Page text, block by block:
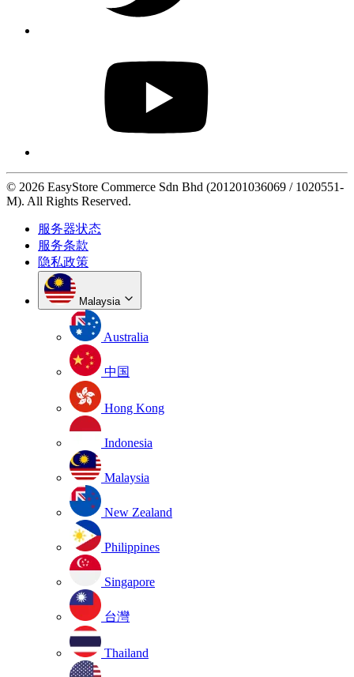
© 2026 EasyStore Commerce Sdn Bhd (201201036069 / 1020551-
M). All Rights Reserved.
服务器状态
服务条款
隐私政策
Malaysia
Australia
中国
Hong Kong
Indonesia
Malaysia
New Zealand
Philippines
Singapore
台灣
Thailand